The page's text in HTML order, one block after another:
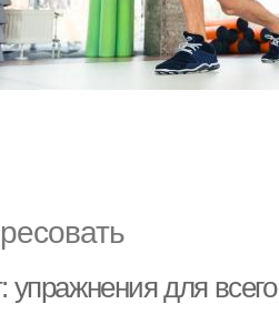
упражнения для